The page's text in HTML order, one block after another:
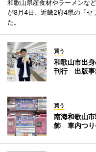
和歌山県産食材やラーメンな
が8月4日、近畿2府4県の「
た。
買う
和歌山市出
刊行 出版事
買う
南海和歌山
飾 車内つり